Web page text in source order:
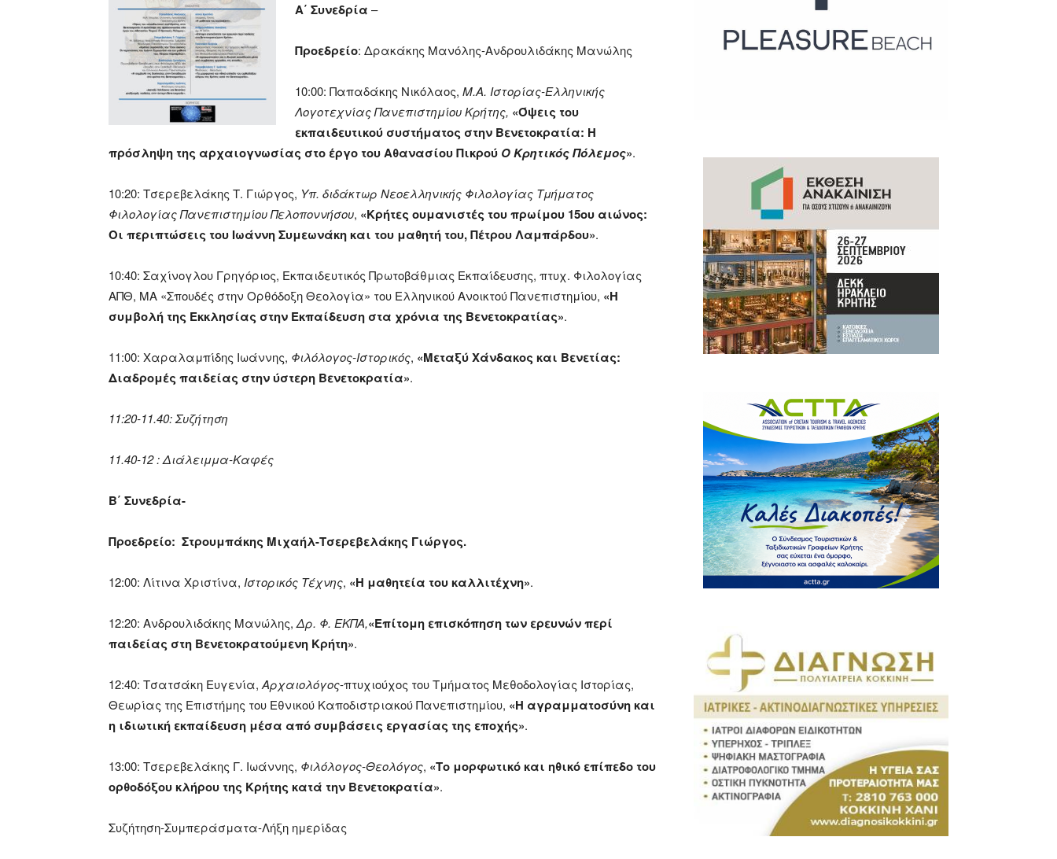
Α΄ Συνεδρία –
Προεδρείο: Δρακάκης Μανόλης-Ανδρουλιδάκης Μανώλης
10:00: Παπαδάκης Νικόλαος, Μ.Α. Ιστορίας-Ελληνικής
Λογοτεχνίας Πανεπιστημίου Κρήτης, «Όψεις του
εκπαιδευτικού συστήματος στην Βενετοκρατία: Η
πρόσληψη της αρχαιογνωσίας στο έργο του Αθανασίου Πικρού Ο Κρητικός Πόλεμος».
10:20: Τσερεβελάκης Τ. Γιώργος, Υπ. διδάκτωρ Νεοελληνικής Φιλολογίας Τμήματος
Φιλολογίας Πανεπιστημίου Πελοποννήσου, «Κρήτες ουμανιστές του πρωίμου 15ου αιώνος:
Οι περιπτώσεις του Ιωάννη Συμεωνάκη και του μαθητή του, Πέτρου Λαμπάρδου».
10:40: Σαχίνογλου Γρηγόριος, Εκπαιδευτικός Πρωτοβάθμιας Εκπαίδευσης, πτυχ. Φιλολογίας
ΑΠΘ, ΜΑ «Σπουδές στην Ορθόδοξη Θεολογία» του Ελληνικού Ανοικτού Πανεπιστημίου, «Η
συμβολή της Εκκλησίας στην Εκπαίδευση στα χρόνια της Βενετοκρατίας».
11:00: Χαραλαμπίδης Ιωάννης, Φιλόλογος-Ιστορικός, «Μεταξύ Χάνδακος και Βενετίας:
Διαδρομές παιδείας στην ύστερη Βενετοκρατία».
11:20-11.40: Συζήτηση
11.40-12 : Διάλειμμα-Καφές
Β΄ Συνεδρία-
Προεδρείο: Στρουμπάκης Μιχαήλ-Τσερεβελάκης Γιώργος.
12:00: Λίτινα Χριστίνα, Ιστορικός Τέχνης, «Η μαθητεία του καλλιτέχνη».
12:20: Ανδρουλιδάκης Μανώλης, Δρ. Φ. ΕΚΠΑ,«Επίτομη επισκόπηση των ερευνών περί
παιδείας στη Βενετοκρατούμενη Κρήτη».
12:40: Τσατσάκη Ευγενία, Αρχαιολόγος-πτυχιούχος του Τμήματος Μεθοδολογίας Ιστορίας,
Θεωρίας της Επιστήμης του Εθνικού Καποδιστριακού Πανεπιστημίου, «Η αγραμματοσύνη και
η ιδιωτική εκπαίδευση μέσα από συμβάσεις εργασίας της εποχής».
13:00: Τσερεβελάκης Γ. Ιωάννης, Φιλόλογος-Θεολόγος, «Το μορφωτικό και ηθικό επίπεδο του
ορθοδόξου κλήρου της Κρήτης κατά την Βενετοκρατία».
Συζήτηση-Συμπεράσματα-Λήξη ημερίδας